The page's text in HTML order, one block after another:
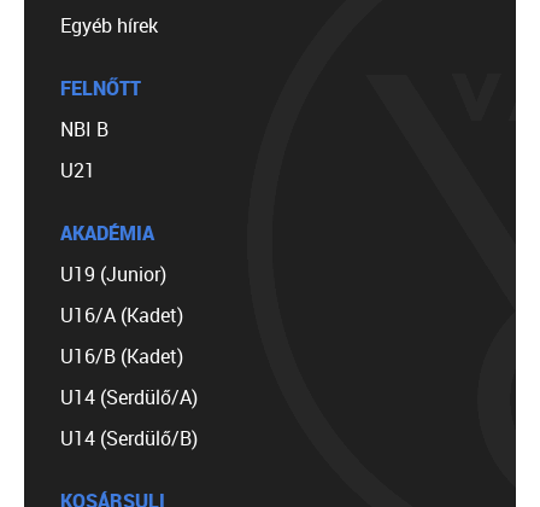
Egyéb hírek
FELNŐTT
NBI B
U21
AKADÉMIA
U19 (Junior)
U16/A (Kadet)
U16/B (Kadet)
U14 (Serdülő/A)
U14 (Serdülő/B)
KOSÁRSULI